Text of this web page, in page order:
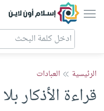
إسلام أون لاين
الرئيسية العبادات
قراءة الأذكار